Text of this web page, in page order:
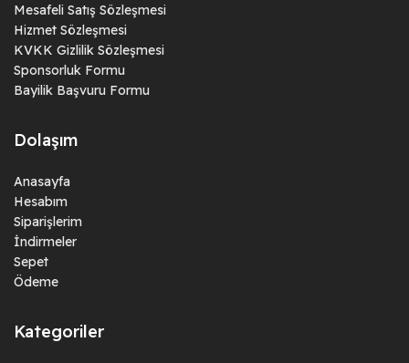
Mesafeli Satış Sözleşmesi
Hizmet Sözleşmesi
KVKK Gizlilik Sözleşmesi
Sponsorluk Formu
Bayilik Başvuru Formu
Dolaşım
Anasayfa
Hesabım
Siparişlerim
İndirmeler
Sepet
Ödeme
Kategoriler